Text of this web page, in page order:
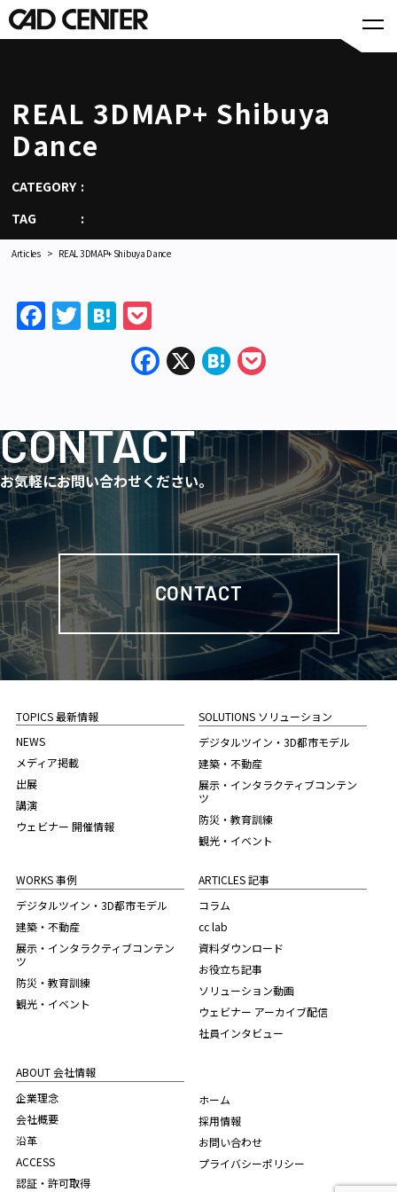
REAL 3DMAP+ Shibuya
Dance
CATEGORY
TAG
Articles REAL 3DMAP+ Shibuya Dance
Facebook
TwitterHatena
Facebook
X Hatena
CONTACT
お気軽にお問い合わせください。
CONTACT
TOPICS 最新情報
NEWS
メディア掲載
出展
講演
ウェビナー 開催情報
WORKS 事例
デジタルツイン・3D都市モデル
建築・不動産
展示・インタラクティブコンテン
ツ
防災・教育訓練
観光・イベント
SOLUTIONS ソリューション
デジタルツイン・3D都市モデル
建築・不動産
展示・インタラクティブコンテン
ツ
防災・教育訓練
観光・イベント
ARTICLES 記事
コラム
cc lab
資料ダウンロード
お役立ち記事
ソリューション動画
ウェビナー アーカイブ配信
社員インタビュー
ABOUT 会社情報
企業理念
会社概要
沿革
ACCESS
認証・許可取得
ホーム
採用情報
お問い合わせ
プライバシーポリシー